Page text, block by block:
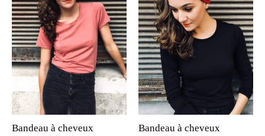
Bandeau à cheveux
Bandeau à cheveux